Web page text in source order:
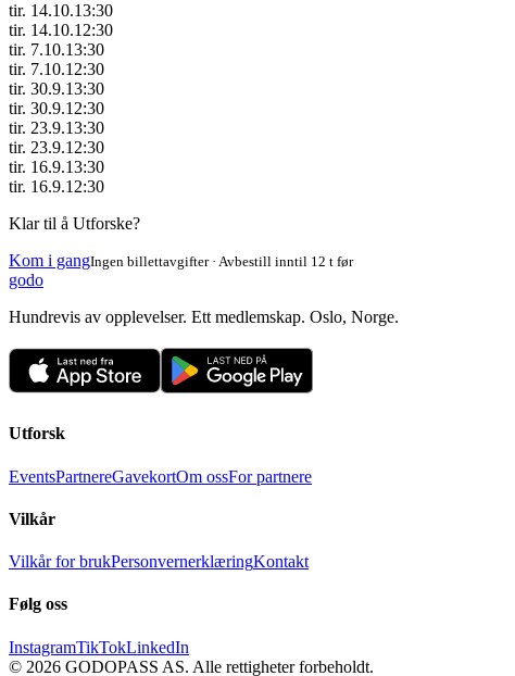
tir. 14.10.13:30
tir. 14.10.12:30
tir. 7.10.13:30
tir. 7.10.12:30
tir. 30.9.13:30
tir. 30.9.12:30
tir. 23.9.13:30
tir. 23.9.12:30
tir. 16.9.13:30
tir. 16.9.12:30
Klar til å Utforske?
Kom i gangIngen billettavgifter · Avbestill inntil 12 t før
godo
Hundrevis av opplevelser. Ett medlemskap. Oslo, Norge.
Utforsk
EventsPartnereGavekortOm ossFor partnere
Vilkår
Vilkår for brukPersonvernerklæringKontakt
Følg oss
InstagramTikTokLinkedIn
© 2026 GODOPASS AS. Alle rettigheter forbeholdt.